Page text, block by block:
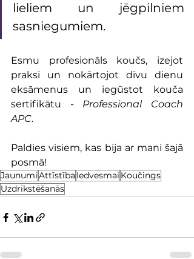
lieliem un jēgpilniem
sasniegumiem.
Esmu profesionāls koučs, izejot
praksi un nokārtojot divu dienu
eksāmenus un iegūstot kouča
sertifikātu - Professional Coach
APC.
Paldies visiem, kas bija ar mani šajā
posmā!
JaunumiAttīstība Iedvesmai Koučings
Uzdrīkstēšanās